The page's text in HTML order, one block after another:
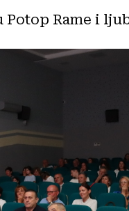
Potop Rame i